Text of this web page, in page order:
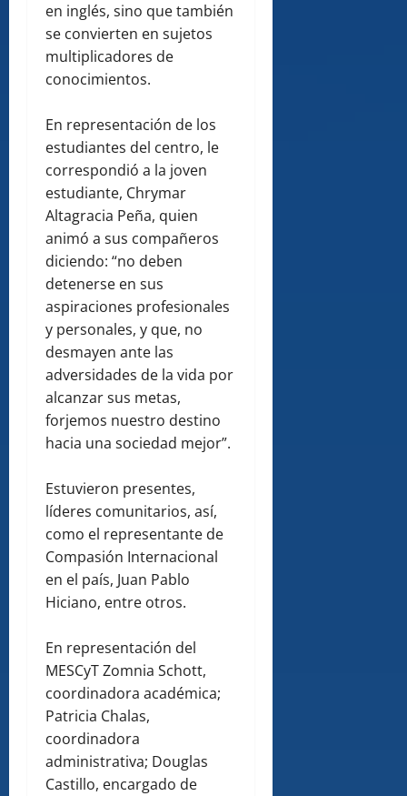
en inglés, sino que también
se convierten en sujetos
multiplicadores de
conocimientos.
En representación de los
estudiantes del centro, le
correspondió a la joven
estudiante, Chrymar
Altagracia Peña, quien
animó a sus compañeros
diciendo: “no deben
detenerse en sus
aspiraciones profesionales
y personales, y que, no
desmayen ante las
adversidades de la vida por
alcanzar sus metas,
forjemos nuestro destino
hacia una sociedad mejor”.
Estuvieron presentes,
líderes comunitarios, así,
como el representante de
Compasión Internacional
en el país, Juan Pablo
Hiciano, entre otros.
En representación del
MESCyT Zomnia Schott,
coordinadora académica;
Patricia Chalas,
coordinadora
administrativa; Douglas
Castillo, encargado de